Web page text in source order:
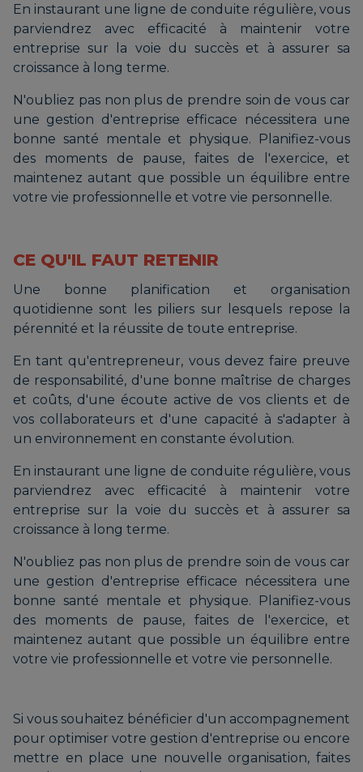
En instaurant une ligne de conduite régulière, vous
parviendrez avec efficacité à maintenir votre
entreprise sur la voie du succès et à assurer sa
croissance à long terme.
N'oubliez pas non plus de prendre soin de vous car
une gestion d'entreprise efficace nécessitera une
bonne santé mentale et physique. Planifiez-vous
des moments de pause, faites de l'exercice, et
maintenez autant que possible un équilibre entre
votre vie professionnelle et votre vie personnelle.
CE QU'IL FAUT RETENIR
Une bonne planification et organisation
quotidienne sont les piliers sur lesquels repose la
pérennité et la réussite de toute entreprise.
En tant qu'entrepreneur, vous devez faire preuve
de responsabilité, d'une bonne maîtrise de charges
et coûts, d'une écoute active de vos clients et de
vos collaborateurs et d'une capacité à s'adapter à
un environnement en constante évolution.
En instaurant une ligne de conduite régulière, vous
parviendrez avec efficacité à maintenir votre
entreprise sur la voie du succès et à assurer sa
croissance à long terme.
N'oubliez pas non plus de prendre soin de vous car
une gestion d'entreprise efficace nécessitera une
bonne santé mentale et physique. Planifiez-vous
des moments de pause, faites de l'exercice, et
maintenez autant que possible un équilibre entre
votre vie professionnelle et votre vie personnelle.
Si vous souhaitez bénéficier d'un accompagnement
pour optimiser votre gestion d'entreprise ou encore
mettre en place une nouvelle organisation, faites